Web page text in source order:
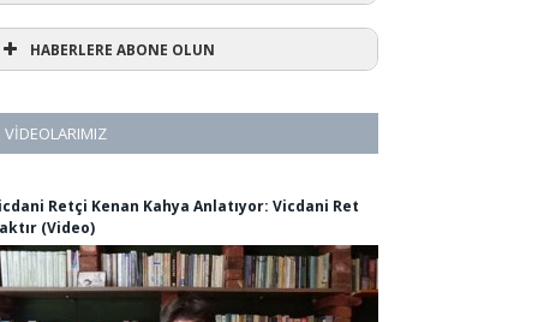
HABERLERE ABONE OLUN
VIDEOLARIMIZ
Retçi Kenan Kahya Anlatıyor: Vicdani Ret
(Video)